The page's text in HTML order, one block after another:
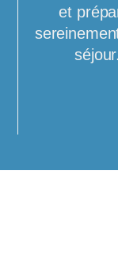
et
séjour.